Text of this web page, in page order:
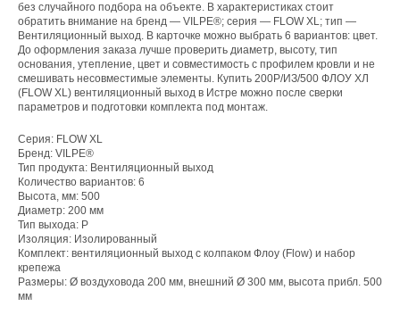
без случайного подбора на объекте. В характеристиках стоит
обратить внимание на бренд — VILPE®; серия — FLOW XL; тип —
Вентиляционный выход. В карточке можно выбрать 6 вариантов: цвет.
До оформления заказа лучше проверить диаметр, высоту, тип
основания, утепление, цвет и совместимость с профилем кровли и не
смешивать несовместимые элементы. Купить 200P/ИЗ/500 ФЛОУ ХЛ
(FLOW XL) вентиляционный выход в Истре можно после сверки
параметров и подготовки комплекта под монтаж.
Серия: FLOW XL
Бренд: VILPE®
Тип продукта: Вентиляционный выход
Количество вариантов: 6
Высота, мм: 500
Диаметр: 200 мм
Тип выхода: P
Изоляция: Изолированный
Комплект: вентиляционный выход с колпаком Флоу (Flow) и набор
крепежа
Размеры: Ø воздуховода 200 мм, внешний Ø 300 мм, высота прибл. 500
мм